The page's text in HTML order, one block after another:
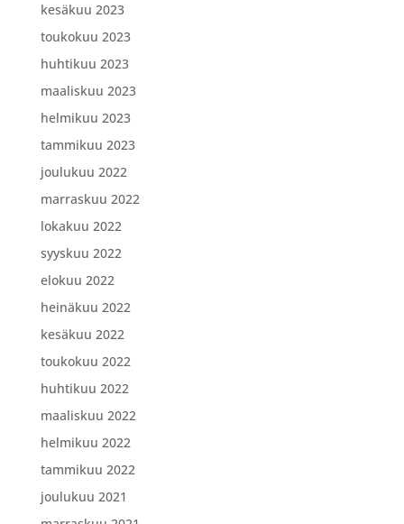
kesäkuu 2023
toukokuu 2023
huhtikuu 2023
maaliskuu 2023
helmikuu 2023
tammikuu 2023
joulukuu 2022
marraskuu 2022
lokakuu 2022
syyskuu 2022
elokuu 2022
heinäkuu 2022
kesäkuu 2022
toukokuu 2022
huhtikuu 2022
maaliskuu 2022
helmikuu 2022
tammikuu 2022
joulukuu 2021